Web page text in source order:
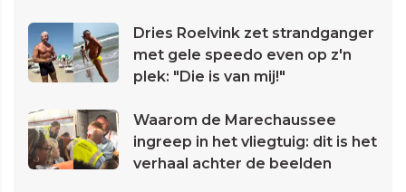
Dries Roelvink zet strandganger
met gele speedo even op z'n
plek: "Die is van mij!"
Waarom de Marechaussee
ingreep in het vliegtuig: dit is het
verhaal achter de beelden